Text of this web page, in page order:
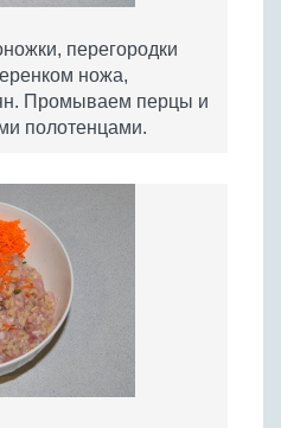
перегородки
ножа,
Промываем перцы и
полотенцами.